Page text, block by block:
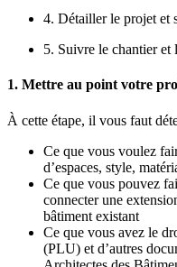
4. Détailler le projet et
5. Suivre le chantier et
1. Mettre au point votre
À cette étape, il vous faut
Ce que vous voulez
d’espaces, style,
Ce que vous pouvez
connecter une
bâtiment existant
Ce que vous avez le
(PLU) et d’autres